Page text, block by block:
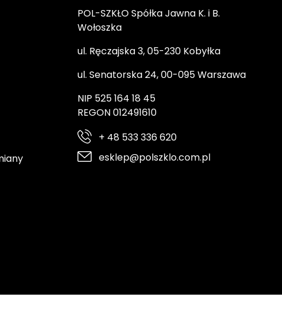
POL-SZKŁO Spółka Jawna K. i B.
Wołoszka
ul. Ręczajska 3, 05-230 Kobyłka
ul. Senatorska 24, 00-095 Warszawa
NIP 525 164 18 45
REGON 012491610
+ 48 533 336 620
esklep@polszklo.com.pl